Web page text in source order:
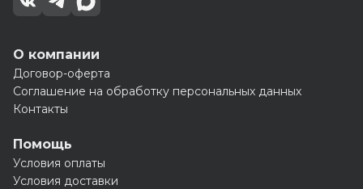
О компании
Договор-оферта
Соглашение на обработку персональных данных
Контакты
Помощь
Условия оплаты
Условия доставки